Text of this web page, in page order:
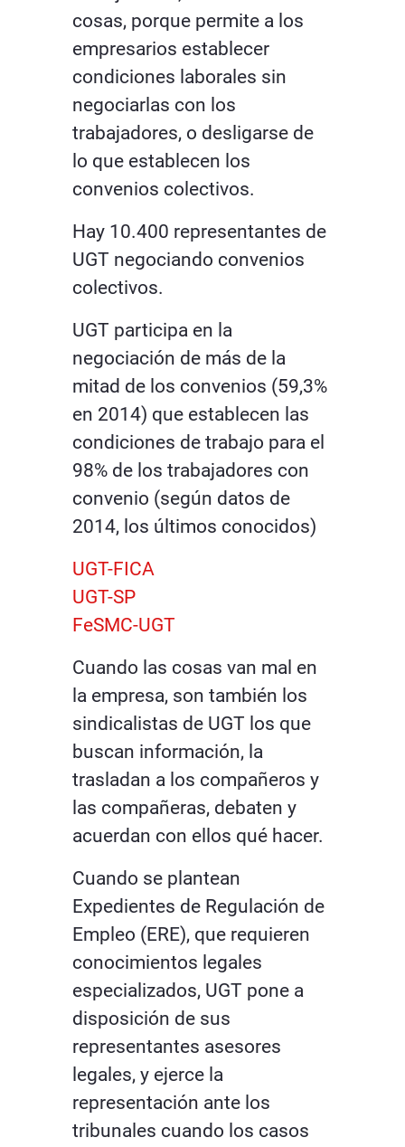
cosas, porque permite a los
empresarios establecer
condiciones laborales sin
negociarlas con los
trabajadores, o desligarse de
lo que establecen los
convenios colectivos.
Hay 10.400 representantes de
UGT negociando convenios
colectivos.
UGT participa en la
negociación de más de la
mitad de los convenios (59,3%
en 2014) que establecen las
condiciones de trabajo para el
98% de los trabajadores con
convenio (según datos de
2014, los últimos conocidos)
UGT-FICA
UGT-SP
FeSMC-UGT
Cuando las cosas van mal en
la empresa, son también los
sindicalistas de UGT los que
buscan información, la
trasladan a los compañeros y
las compañeras, debaten y
acuerdan con ellos qué hacer.
Cuando se plantean
Expedientes de Regulación de
Empleo (ERE), que requieren
conocimientos legales
especializados, UGT pone a
disposición de sus
representantes asesores
legales, y ejerce la
representación ante los
tribunales cuando los casos